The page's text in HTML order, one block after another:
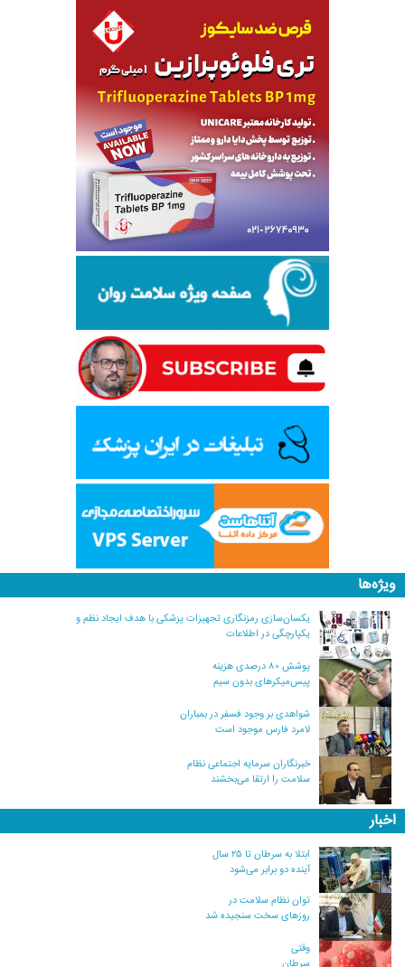
ویژه‌ها
یکسان‌سازی رمزنگاری تجهیزات پزشکی با هدف ایجاد نظم و
یکپارچگی در اطلاعات
پوشش ۸۰ درصدی هزینه
پیس‌میکرهای بدون سیم
شواهدی بر وجود فسفر در بمباران
لامرد فارس موجود است
خبرنگاران سرمایه اجتماعی نظام
سلامت را ارتقا می‌بخشند
اخبار
ابتلا به سرطان تا ۲۵ سال
آینده دو برابر می‌شود
توان نظام سلامت در
روزهای سخت سنجیده شد
وقتی
سرطان